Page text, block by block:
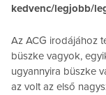
kedvenc/legjobb/
Az ACG irodájához
büszke vagyok,
ugyannyira büszke
az volt az első